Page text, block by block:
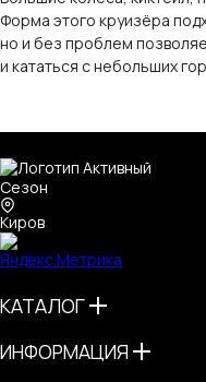
Форма этого круизёра
но и без проблем
и кататься с небольших
Киров
КАТАЛОГ
ИНФОРМАЦИЯ